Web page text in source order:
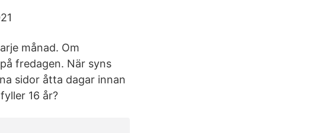
månad. Om
fredagen. När syns
sidor åtta dagar innan
16 år?